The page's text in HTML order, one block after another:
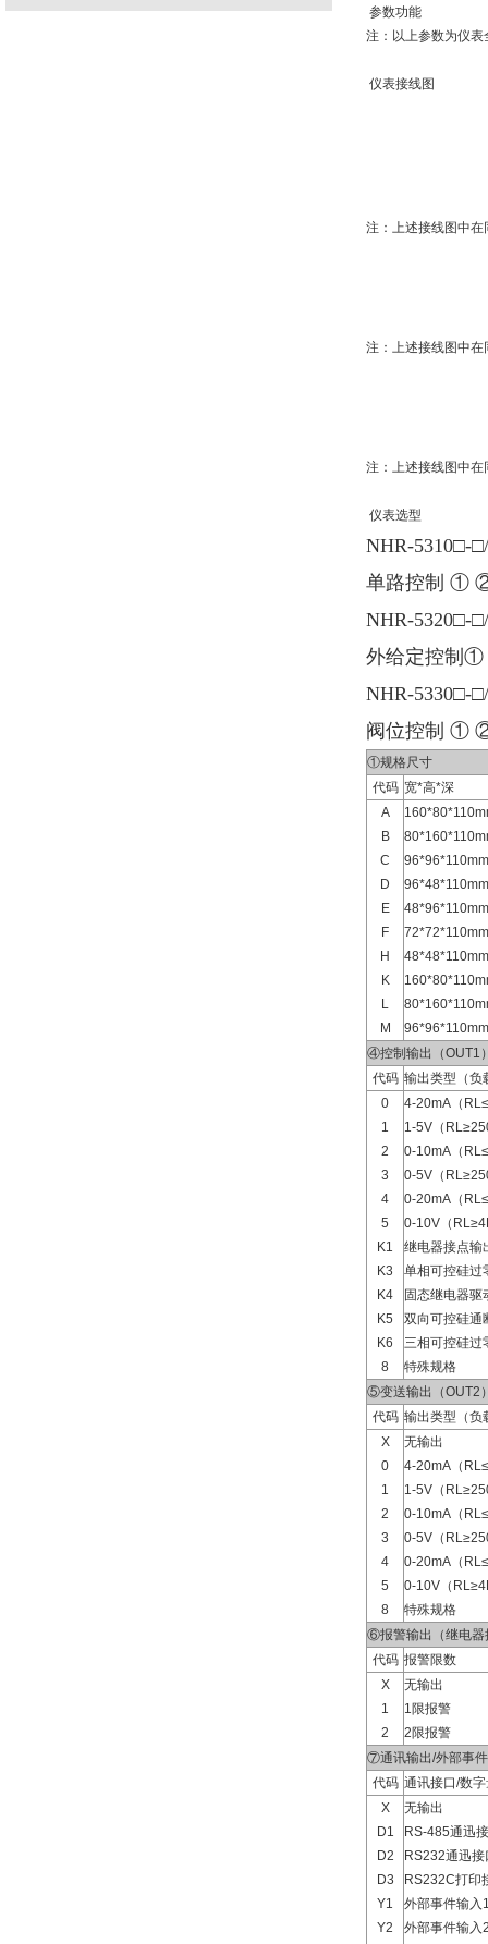
参数功能
注：以上参数为仪
仪表接线图
注：上述接线图中
注：上述接线图中
注：上述接线图中
仪表选型
NHR-5310□-□/
单路控制
NHR-5320□-
外给定控
NHR-5330□-
阀位控制
①规格尺寸
代码 宽*高*深
A
B
C
D
E
F
H
K
L
M
④控制输出（OUT1
代码 输出类型（负
0
1
2
3
4
5
K1
K3
K4
K5
K6
8
4-20mA（
1-5V（
0-10mA（
0-5V（
0-20mA（
0-10V（
继电器接点输
单相可控硅过
固态继电器驱
双向可控硅通
三相可控硅过
特殊规格
⑤变送输出（OUT2
代码 输出类型（负
X
0
1
2
3
4
5
8
无输出
4-20mA（
1-5V（
0-10mA（
0-5V（
0-20mA（
0-10V（
特殊规格
⑥报警输出（继电器
代码 报警限数
X
1
2
无输出
1限报警
2限报警
⑦通讯输出/外部事
代码 通讯接口/数
X
D1
D2
D3
Y1
Y2
无输出
RS-485通迅
RS232通迅
RS232C打印
外部事件输入
外部事件输入